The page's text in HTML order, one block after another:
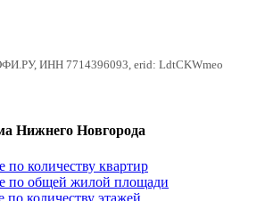
ИНН 7714396093, erid: LdtCKWmeo
Нижнего Новгорода
количеству квартир
по общей жилой площади
количеству этажей